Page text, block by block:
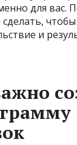
для вас.
и